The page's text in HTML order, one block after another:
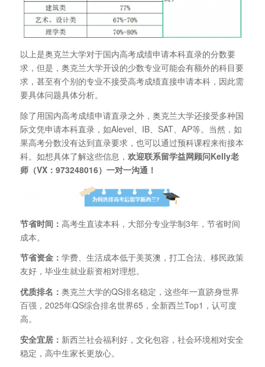
以上是奥克兰大学对于国内高考成绩申请本科直录的分数要
求，但是，奥克兰大学开设的少数专业可能会有额外的科目要
求，甚至有个别的专业不接受高考成绩直接申请本科，因此需
要具体问题具体分析。
除了用国内高考成绩申请直录之外，奥克兰大学还接受多种国
际文凭申请本科直录，如Alevel、IB、SAT、AP等。当然，如
果高考分数没有达到直录要求，也可以通过预科课程来衔接本
科。如想具体了解这些信息， 欢迎联系留学益网顾问Kelly老
师（VX：973248016）一对一沟通！
节省时间： 高考生直读本科，大部分专业学制3年，节省时间
成本。
节省资金： 学费、生活成本低于美英澳，打工合法、移民政策
友好，毕业生就业薪资相对理想。
优质排名： 奥克兰大学的QS排名稳定，这些年一直跻身世界
百强，2025年QS综合排名世界65，全新西兰Top1，认可度
高。
安全宜居： 新西兰社会福利好，文化包容，社会环境相对安全
稳定，高中生家长更放心。